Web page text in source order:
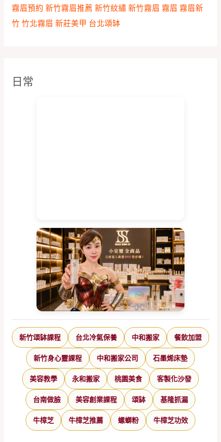
霧眉預約 新竹霧眉推薦 新竹紋繡 新竹霧眉 霧眉 霧眉新
竹 竹北霧眉 新莊美甲 台北頌缽
日常
新竹頌缽課程 台北冷氣保養 中和搬家 餐飲加盟
新竹身心靈課程 中和搬家公司 石墨烯床墊
美容教學 永和搬家 桃園美食 客製化沙發
台南做臉 美容創業課程 頌缽 基隆抓漏
牛樟芝 牛樟芝推薦 螺螄粉 牛樟芝功效